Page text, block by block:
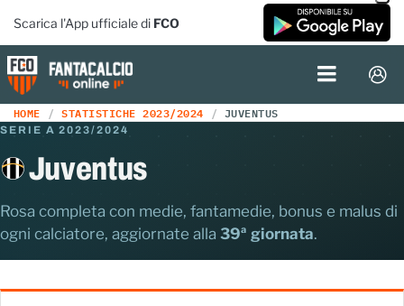
Scarica l'App ufficiale di FCO
HOME STATISTICHE 2023/2024 JUVENTUS
SERIE A 2023/2024
Juventus
Rosa completa con medie, fantamedie, bonus e malus di
ogni calciatore, aggiornate alla 39ª giornata.